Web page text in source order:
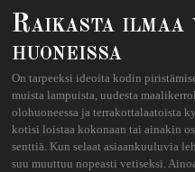
Raikasta ilmaa
huoneissa
On tarpeeksi ideoita kodin
muista lampuista, uudesta
olohuoneessa ja terrakottalaatoista
kotisi loistaa kokonaan tai ainakin
senttiä. Kun selaat asiaankuuluvia
suu muuttuu nopeasti vetiseksi.